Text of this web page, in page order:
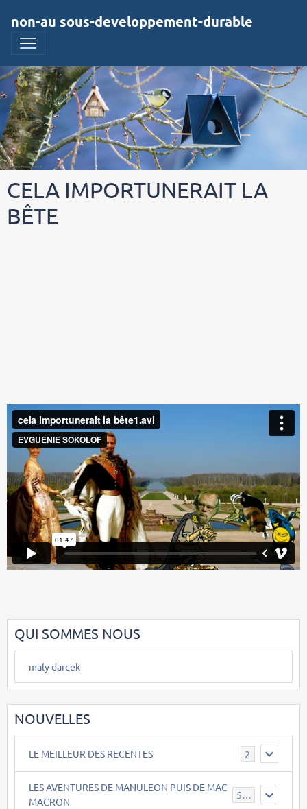
non-au sous-developpement-durable
CELA IMPORTUNERAIT LA
BÊTE
QUI SOMMES NOUS
maly darcek
NOUVELLES
LE MEILLEUR DES RECENTES 2
LES AVENTURES DE MANULEON PUIS DE MAC-
MACRON
543